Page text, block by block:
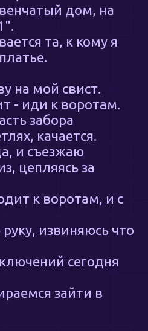
дом, на
та, к кому я
на мой свист.
- иди к воротам.
забора
качается.
и съезжаю
цепляясь за
к воротам, и с
извиняюсь что
сегодня
зайти в